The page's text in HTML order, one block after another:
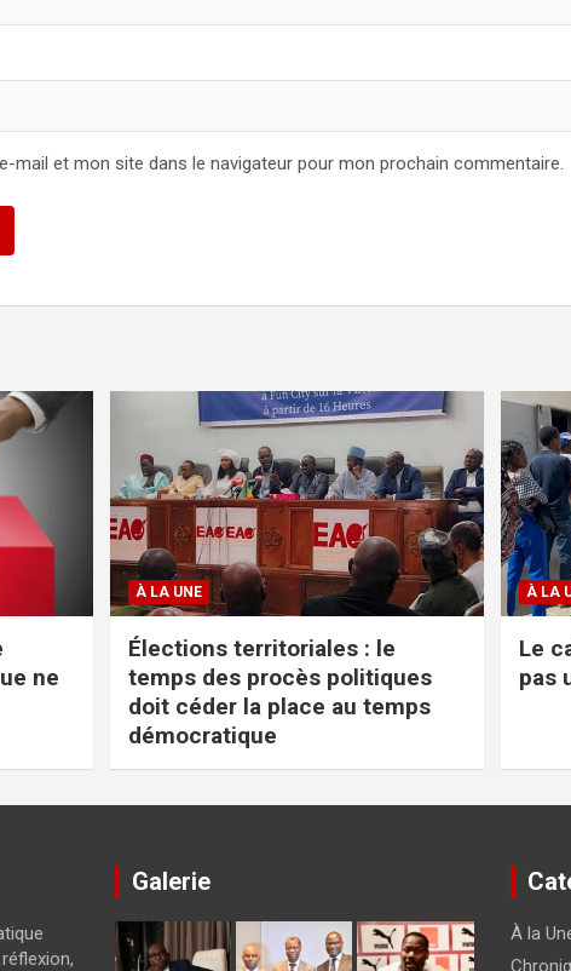
mail et mon site dans le navigateur pour mon prochain commentaire.
ne
À LA UNE
Élections territoriales : le
temps des procès politiques
doit céder la place au temps
démocratique
À LA
Le
pas
Galerie
À la